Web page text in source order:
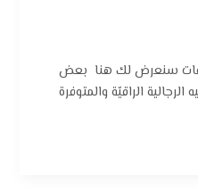
سنعرض لك هنا بعض
الراقيّة والمتوفرة